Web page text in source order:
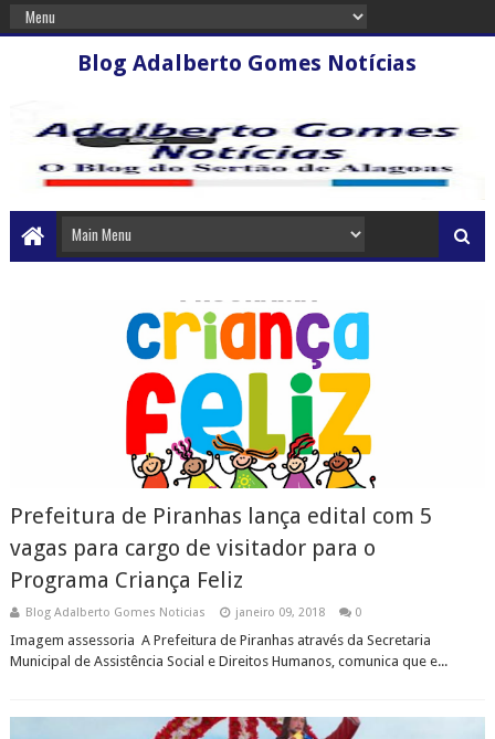
Blog Adalberto Gomes Notícias
Prefeitura de Piranhas lança edital com 5
vagas para cargo de visitador para o
Programa Criança Feliz
Blog Adalberto Gomes Noticias janeiro 09, 2018 0
Imagem assessoria A Prefeitura de Piranhas através da Secretaria
Municipal de Assistência Social e Direitos Humanos, comunica que e...